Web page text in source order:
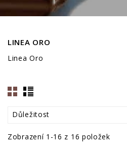
LINEA ORO
Linea Oro
Důležitost
Zobrazení 1-16 z 16 položek